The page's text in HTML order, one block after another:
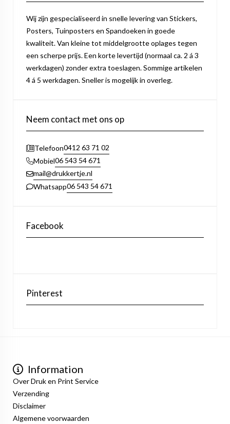
Wij zijn gespecialiseerd in snelle levering van Stickers,
Posters, Tuinposters en Spandoeken in goede
kwaliteit. Van kleine tot middelgrootte oplages tegen
een scherpe prijs. Een korte levertijd (normaal ca. 2 á 3
werkdagen) zonder extra toeslagen. Sommige artikelen
4 á 5 werkdagen. Sneller is mogelijk in overleg.
Neem contact met ons op
Telefoon0412 63 71 02
Mobiel06 543 54 671
mail@drukkertje.nl
Whatsapp06 543 54 671
Facebook
Pinterest
Information
Over Druk en Print Service
Verzending
Disclaimer
Algemene voorwaarden